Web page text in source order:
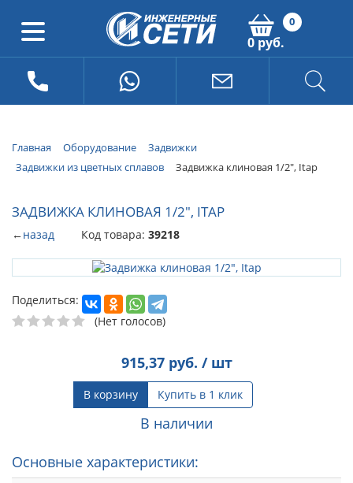
0
0 руб.
Главная Оборудование
Задвижки
Задвижки из цветных сплавов
Задвижка клиновая 1/2", Itap
ЗАДВИЖКА КЛИНОВАЯ 1/2", ITAP
←назад Код товара: 39218
Поделиться:
(Нет голосов)
915,37руб. / шт
В корзину Купить в 1 клик
В наличии
Основные характеристики: